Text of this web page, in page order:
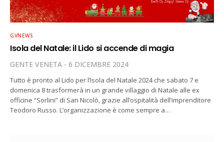
GVNEWS
Isola del Natale: il Lido si accende di magia
GENTE VENETA 6 DICEMBRE 2024
Tutto è pronto al Lido per l’Isola del Natale 2024 che sabato 7 e
domenica 8 trasformerà in un grande villaggio di Natale alle ex
officine “Sorlini” di San Nicolò, grazie all’ospitalità dell’imprenditore
Teodoro Russo. L’organizzazione è come sempre a…